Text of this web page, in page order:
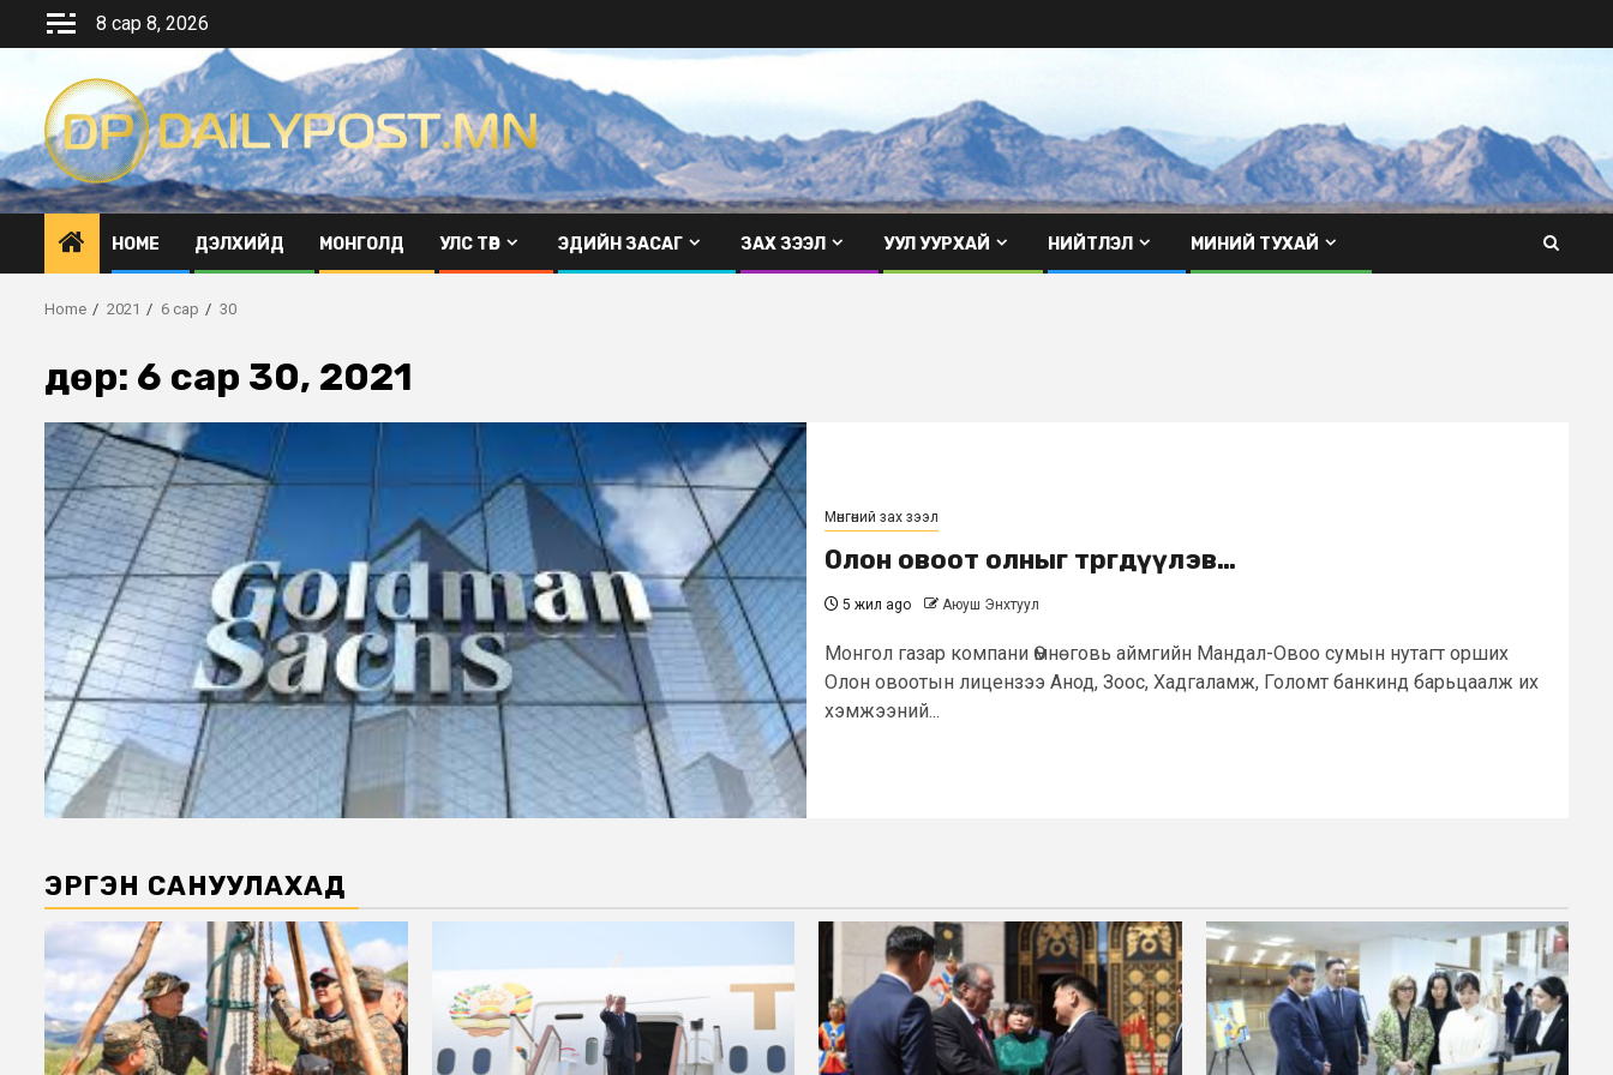
8 сар 8, 2026
HOME ДЭЛХИЙД МОНГОЛД УЛС ТӨР ЭДИЙН ЗАСАГ ЗАХ ЗЭЭЛ УУЛ УУРХАЙ НИЙТЛЭЛ МИНИЙ ТУХАЙ
Home 2021 6 сар 30
Өдөр: 6 сар 30, 2021
Мөнгөний зах зээл
Олон овоот олныг төөрөгдүүлэв…
5 жил ago Аюуш Энхтуул
Монгол газар компани Өмнөговь аймгийн Мандал-Овоо сумын нутагт орших
Олон овоотын лицензээ Анод, Зоос, Хадгаламж, Голомт банкинд барьцаалж их
хэмжээний...
ЭРГЭН САНУУЛАХАД